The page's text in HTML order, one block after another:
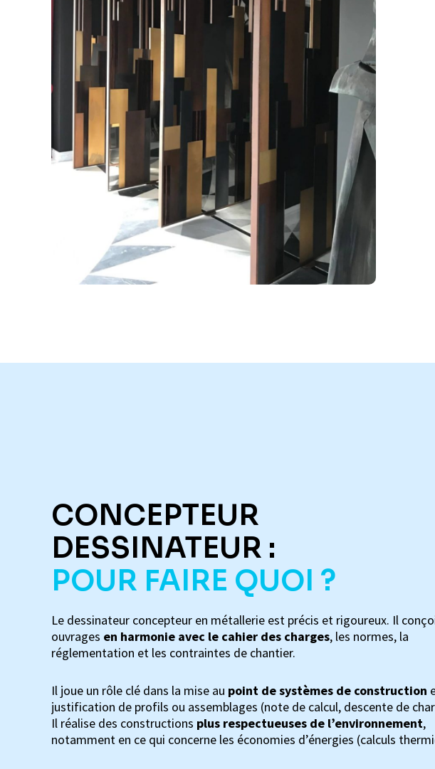
CONCEPTEUR
DESSINATEUR :
POUR FAIRE QUOI ?
Le dessinateur concepteur en métallerie est précis et rigoureux. Il
ouvrages en harmonie avec le cahier des charges, les normes, la
réglementation et les contraintes de chantier.
Il joue un rôle clé dans la mise au point de systèmes de construction
justification de profils ou assemblages (note de calcul, descente de
Il réalise des constructions plus respectueuses de l’environnement,
notamment en ce qui concerne les économies d’énergies (calculs